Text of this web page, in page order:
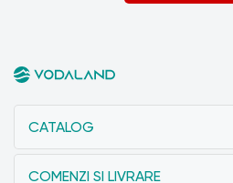
CATALOG
COMENZI SI LIVRARE